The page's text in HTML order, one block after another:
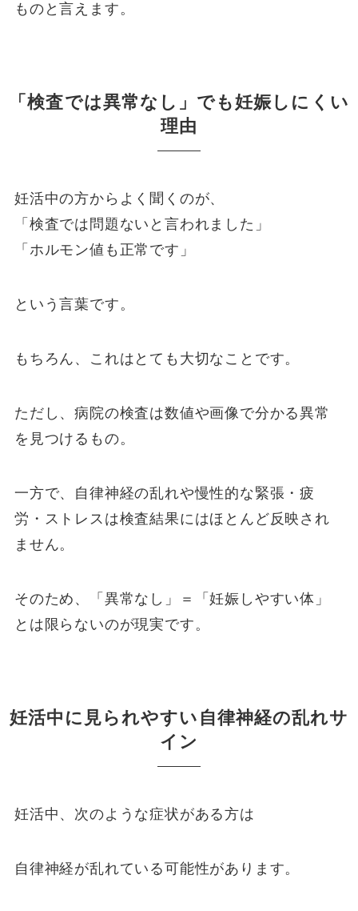
ものと言えます。
「検査では異常なし」でも妊娠しにくい
理由
妊活中の方からよく聞くのが、
「検査では問題ないと言われました」
「ホルモン値も正常です」
という言葉です。
もちろん、これはとても大切なことです。
ただし、病院の検査は数値や画像で分かる異常
を見つけるもの。
一方で、自律神経の乱れや慢性的な緊張・疲
労・ストレスは検査結果にはほとんど反映され
ません。
そのため、「異常なし」＝「妊娠しやすい体」
とは限らないのが現実です。
妊活中に見られやすい自律神経の乱れサ
イン
妊活中、次のような症状がある方は
自律神経が乱れている可能性があります。